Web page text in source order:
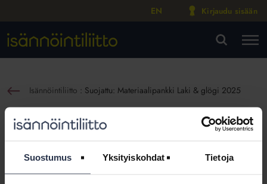
Suostumus Yksityiskohdat Tietoja
EN Kirjaudu sisään
Isännöintiliitto : Suojattu: Materiaalipankki Laki & glögi 2025
Suojattu: Materiaalipankki Laki &
glögi 2025